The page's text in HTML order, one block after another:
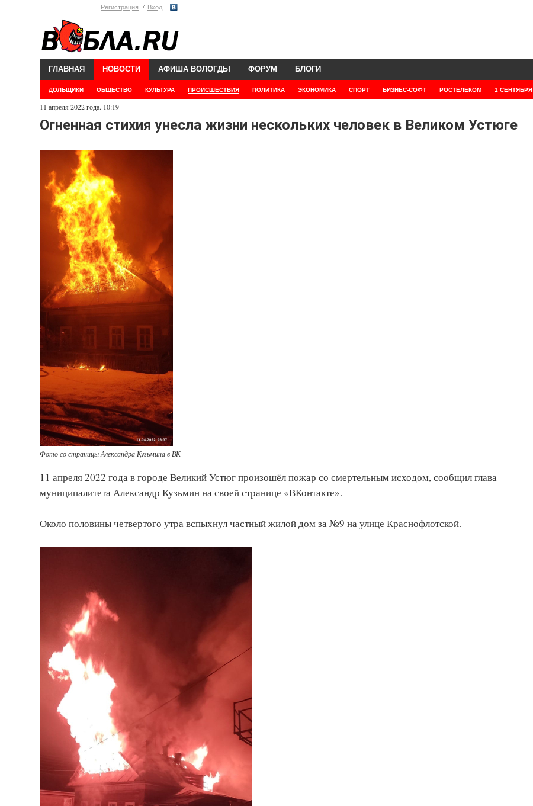
Регистрация Вход
ГЛАВНАЯ НОВОСТИ
ДОЛЬЩИКИ ОБЩЕСТВО КУЛЬТУРА ПРОИСШЕСТВИЯ ПОЛИТИКА ЭКОНОМИКА СПОРТ БИЗНЕС-СОФТ РОСТЕЛЕКОМ 1 СЕНТЯБРЯ
АФИША ВОЛОГДЫ ФОРУМ БЛОГИ
11 апреля 2022 года. 10:19
Огненная стихия унесла жизни нескольких человек в Великом Устюге
Фото со страницы Александра Кузьмина в ВК
11 апреля 2022 года в городе Великий Устюг произошёл пожар со смертельным исходом, сообщил глава
муниципалитета Александр Кузьмин на своей странице «ВКонтакте».
Около половины четвертого утра вспыхнул частный жилой дом за №9 на улице Краснофлотской.